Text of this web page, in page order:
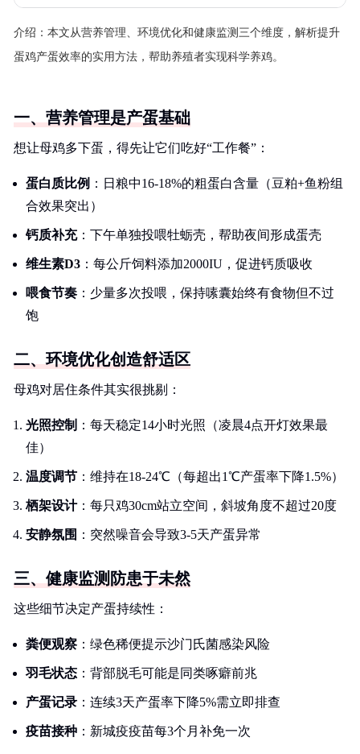
介绍： 本文从营养管理、环境优化和健康监测三个维度，解析提升
蛋鸡产蛋效率的实用方法，帮助养殖者实现科学养鸡。
一、营养管理是产蛋基础
想让母鸡多下蛋，得先让它们吃好“工作餐”：
蛋白质比例 ：日粮中16-18%的粗蛋白含量（豆粕+鱼粉组
合效果突出）
钙质补充：下午单独投喂牡蛎壳，帮助夜间形成蛋壳
维生素D3 ：每公斤饲料添加2000IU，促进钙质吸收
喂食节奏 ：少量多次投喂，保持嗉囊始终有食物但不过
饱
二、环境优化创造舒适区
母鸡对居住条件其实很挑剔：
光照控制 ：每天稳定14小时光照（凌晨4点开灯效果最
佳）
温度调节 ：维持在18-24℃（每超出1℃产蛋率下降1.5%）
栖架设计：每只鸡30cm站立空间，斜坡角度不超过20度
安静氛围 ：突然噪音会导致3-5天产蛋异常
三、健康监测防患于未然
这些细节决定产蛋持续性：
粪便观察 ：绿色稀便提示沙门氏菌感染风险
羽毛状态 ：背部脱毛可能是同类啄癖前兆
产蛋记录 ：连续3天产蛋率下降5%需立即排查
疫苗接种 ：新城疫疫苗每3个月补免一次